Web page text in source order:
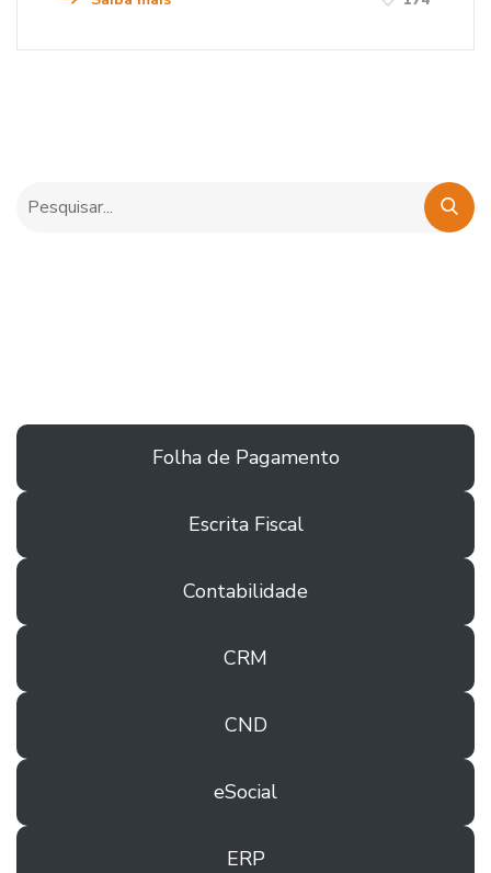
Folha de Pagamento
Escrita Fiscal
Contabilidade
CRM
CND
eSocial
ERP